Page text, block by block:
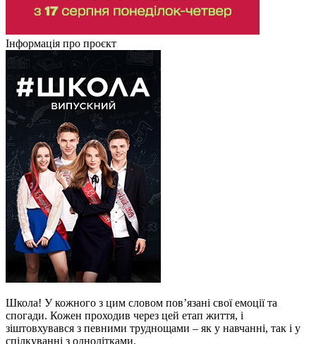
Інформація про проєкт
Школа! У кожного з цим словом пов’язані свої емоції та
спогади. Кожен проходив через цей етап життя, і
зіштовхувався з певними труднощами – як у навчанні, так і у
спілкуванні з однолітками.